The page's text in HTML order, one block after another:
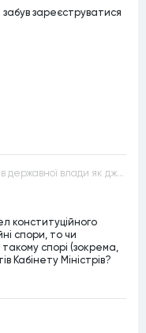
зареєструватися
Акти Кабінету Міністрів та інших органів державної влади як джерела конституційного права
конституційного
спори, то чи
спорі (зокрема,
Кабінету Міністрів?